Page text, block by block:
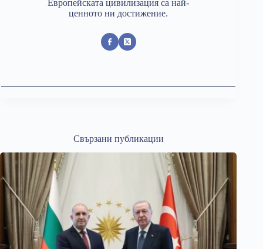
Европейската цивилизация са най-
ценното ни достижение.
Свързани публикации